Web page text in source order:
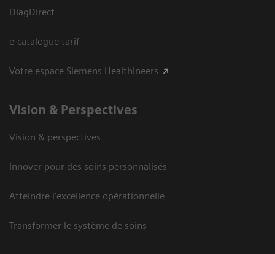
DiagDirect
e-catalogue tarif
Votre espace Siemens Healthineers
Vision ​& Perspectives
Vision & perspectives
Innover pour des soins personnalisés
Atteindre l’excellence opérationnelle
Transformer le système de soins